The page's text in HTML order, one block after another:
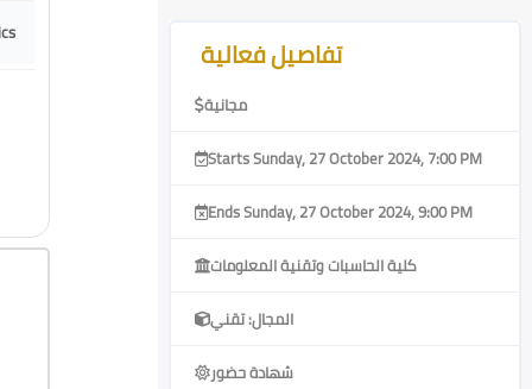
تفاصيل فعالية
مجانية
Starts Sunday, 27 October 2024, 7:00 PM
Ends Sunday, 27 October 2024, 9:00 PM
كلية الحاسبات وتقنية المعلومات
المجال: تقني
شهادة حضور